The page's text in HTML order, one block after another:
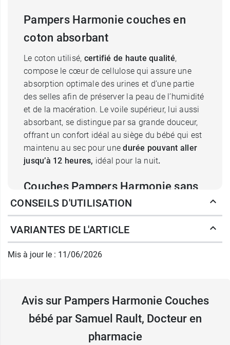
Pampers Harmonie couches en
coton absorbant
Le coton utilisé, certifié de haute qualité,
compose le cœur de cellulose qui assure une
absorption optimale des urines et d’une partie
des selles afin de préserver la peau de l’humidité
et de la macération. Le voile supérieur, lui aussi
absorbant, se distingue par sa grande douceur,
offrant un confort idéal au siège du bébé qui est
maintenu au sec pour unedurée pouvant aller
jusqu’à 12 heures, idéal pour la nuit.
Couches Pampers Harmonie sans
aucun traitement
Vierges de tout blanchiment au chlore
totalement hypoallergéniques. Elles ne
parfaitement à la taille de bébé et qui ne le
gênent pas pendant ses mouvements ou ses
déplacements à quatre pattes. La marque
propose, par ailleurs, des lingettes nettoyantes
CONSEILS D'UTILISATION
VARIANTES DE L'ARTICLE
Mis à jour le : 11/06/2026
Avis sur Pampers Harmonie Couches
bébé par Samuel Rault, Docteur en
pharmacie